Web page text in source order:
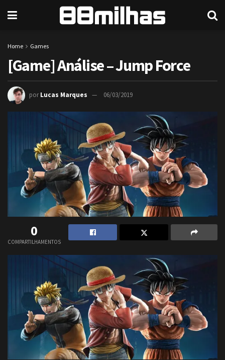
Home Games
[Game] Análise – Jump Force
por Lucas Marques 06/03/2019
0
COMPARTILHAMENTOS